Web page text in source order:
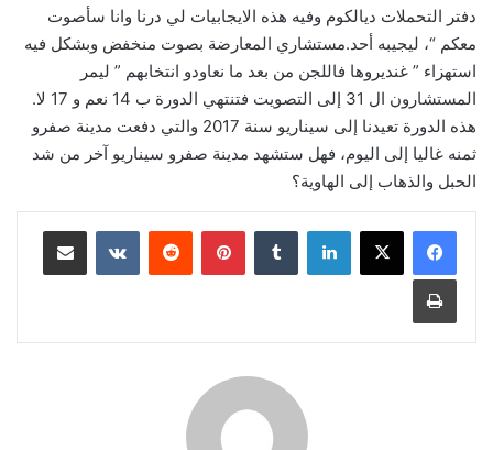
دفتر التحملات ديالكوم وفيه هذه الايجابيات لي درنا وانا سأصوت
معكم “، ليجيبه أحد.مستشاري المعارضة بصوت منخفض وبشكل فيه
استهزاء ” غنديروها فاللجن من بعد ما نعاودو انتخابهم ” ليمر
المستشارون ال 31 إلى التصويت فتنتهي الدورة ب 14 نعم و 17 لا.
هذه الدورة تعيدنا إلى سيناريو سنة 2017 والتي دفعت مدينة صفرو
ثمنه غاليا إلى اليوم، فهل ستشهد مدينة صفرو سيناريو آخر من شد
الحبل والذهاب إلى الهاوية؟
لينكدإن بينتيريست مشاركة عبر البريد
طباعة